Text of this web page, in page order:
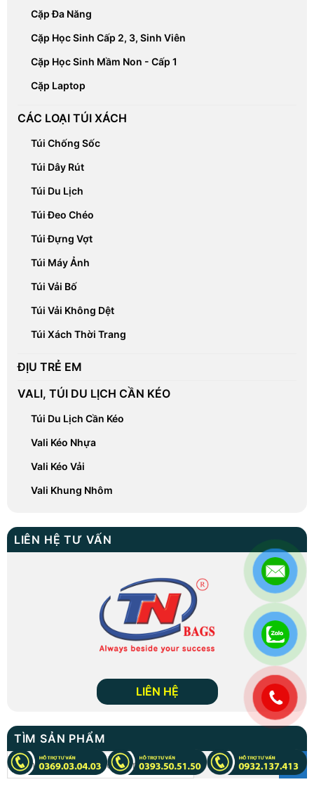
Cặp Đa Năng
Cặp Học Sinh Cấp 2, 3, Sinh Viên
Cặp Học Sinh Mầm Non - Cấp 1
Cặp Laptop
CÁC LOẠI TÚI XÁCH
Túi Chống Sốc
Túi Dây Rút
Túi Du Lịch
Túi Đeo Chéo
Túi Đựng Vợt
Túi Máy Ảnh
Túi Vải Bố
Túi Vải Không Dệt
Túi Xách Thời Trang
ĐỊU TRẺ EM
VALI, TÚI DU LỊCH CẦN KÉO
Túi Du Lịch Cần Kéo
Vali Kéo Nhựa
Vali Kéo Vải
Vali Khung Nhôm
LIÊN HỆ TƯ VẤN
LIÊN HỆ
TÌM SẢN PHẨM
Tìm
kiếm:
.